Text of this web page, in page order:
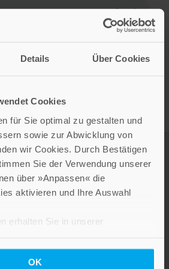
Details Über Cookies
Cookies
für Sie optimal zu gestalten und
sowie zur Abwicklung von
wir Cookies. Durch Bestätigen
Sie der Verwendung unserer
über »Anpassen« die
aktivieren und Ihre Auswahl
erhalten Sie in unserer
OK
GUT MAGAZIN